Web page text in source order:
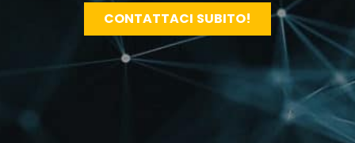
CONTATTACI SUBITO!